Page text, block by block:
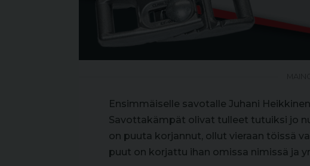
Ensimmäiselle savotalle Juhani
Savottakämpät olivat tulleet tutuiksi jo
on puuta korjannut, ollut vieraan töissä
puut on korjattu ihan omissa nimissä ja